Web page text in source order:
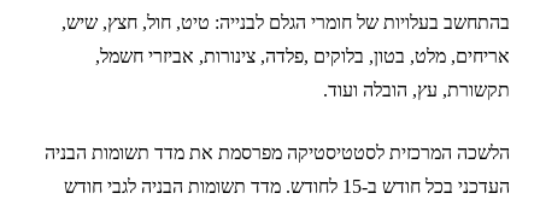
בהתחשב בעלויות של חומרי הגלם לבנייה: טיט, חול, חצץ, שיש,
אריחים, מלט, בטון, בלוקים ,פלדה, צינורות, אביזרי חשמל,
תקשורת, עץ, הובלה ועוד.
הלשכה המרכזית לסטטיסטיקה מפרסמת את מדד תשומות הבניה
העדכני בכל חודש ב-15 לחודש. מדד תשומות הבניה לגבי חודש